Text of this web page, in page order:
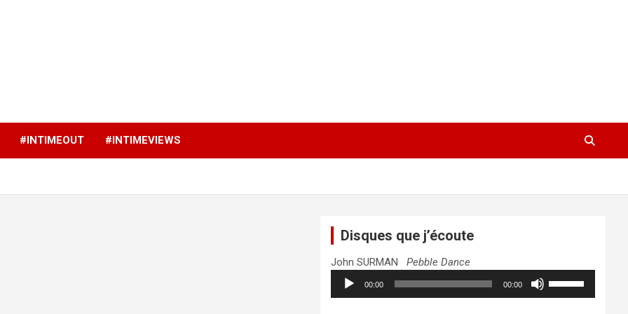
#INTIMEOUT #INTIMEVIEWS
Disques que j’écoute
John SURMANPebble Dance
Lecteur
audio
00:00 00:00